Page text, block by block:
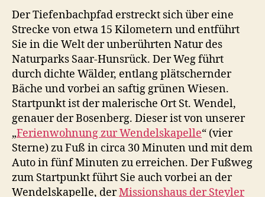
Der Tiefenbachpfad erstreckt sich über eine
Strecke von etwa 15 Kilometern und entführt
Sie in die Welt der unberührten Natur des
Naturparks Saar-Hunsrück. Der Weg führt
durch dichte Wälder, entlang plätschernder
Bäche und vorbei an saftig grünen Wiesen.
Startpunkt ist der malerische Ort St. Wendel,
genauer der Bosenberg. Dieser ist von unserer
„Ferienwohnung zur Wendelskapelle“ (vier
Sterne) zu Fuß in circa 30 Minuten und mit dem
Auto in fünf Minuten zu erreichen. Der Fußweg
zum Startpunkt führt Sie auch vorbei an der
Wendelskapelle, derMissionshaus der Steyler